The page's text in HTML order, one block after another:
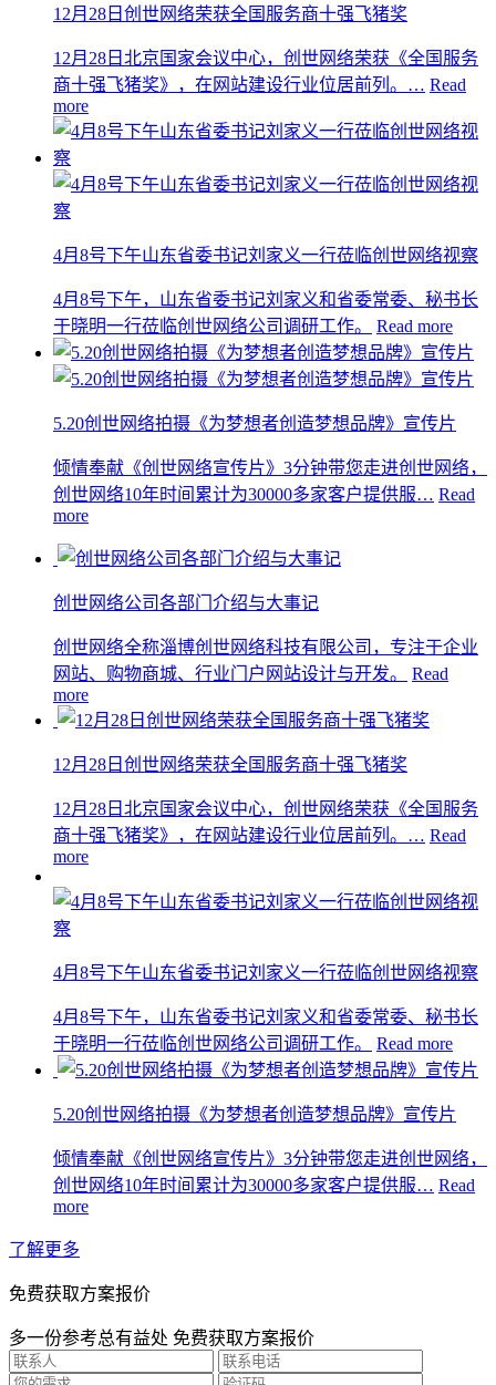
12月28日创世网络荣获全国服务商十强飞猪奖
12月28日北京国家会议中心，创世网络荣获《全国服务
商十强飞猪奖》，在网站建设行业位居前列。… Read
more
4月8号下午山东省委书记刘家义一行莅临创世网络视察
4月8号下午，山东省委书记刘家义和省委常委、秘书长
于晓明一行莅临创世网络公司调研工作。
Read more
5.20创世网络拍摄《为梦想者创造梦想品牌》宣传片
倾情奉献《创世网络宣传片》3分钟带您走进创世网络，
创世网络10年时间累计为30000多家客户提供服… Read
more
创世网络公司各部门介绍与大事记
创世网络全称淄博创世网络科技有限公司，专注于企业
网站、购物商城、行业门户网站设计与开发。
Read
more
12月28日创世网络荣获全国服务商十强飞猪奖
12月28日北京国家会议中心，创世网络荣获《全国服务
商十强飞猪奖》，在网站建设行业位居前列。… Read
more
4月8号下午山东省委书记刘家义一行莅临创世网络视察
4月8号下午，山东省委书记刘家义和省委常委、秘书长
于晓明一行莅临创世网络公司调研工作。
Read more
5.20创世网络拍摄《为梦想者创造梦想品牌》宣传片
倾情奉献《创世网络宣传片》3分钟带您走进创世网络，
创世网络10年时间累计为30000多家客户提供服… Read
more
了解更多
免费获取方案报价
多一份参考总有益处 免费获取方案报价